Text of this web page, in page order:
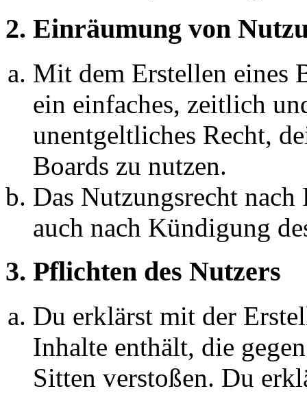
2. Einräumung von
Mit dem Erstellen eines
ein einfaches, zeitlich
unentgeltliches Recht,
Boards zu nutzen.
Das Nutzungsrecht
auch nach Kündigung
3. Pflichten des Nutzers
Du erklärst mit der
Inhalte enthält, die
Sitten verstoßen. Du